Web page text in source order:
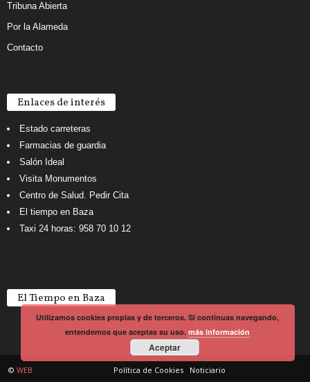
Tribuna Abierta
Por la Alameda
Contacto
Enlaces de interés
Estado carreteras
Farmacias de guardia
Salón Ideal
Visita Monumentos
Centro de Salud. Pedir Cita
El tiempo en Baza
Taxi 24 horas: 958 70 10 12
El Tiempo en Baza
Política de Cookies Noticiario
© WEB
Utilizamos cookies propias y de terceros. Si continuas navegando,
entendemos que aceptas su uso.más información
Aceptar